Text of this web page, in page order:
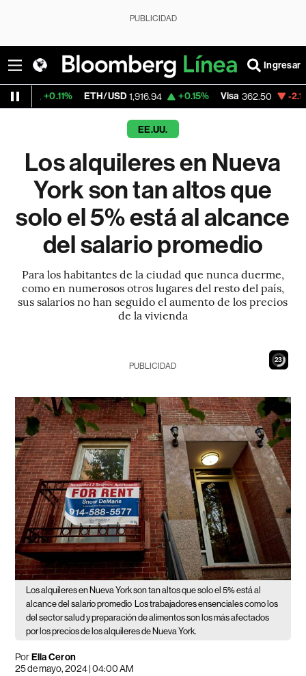
PUBLICIDAD
Ingresar
ETH/USD 1,916.94 +0.15% Visa 362.50 -2.15%
EE.UU.
Los alquileres en Nueva
York son tan altos que
solo el 5% está al alcance
del salario promedio
Para los habitantes de la ciudad que nunca duerme,
como en numerosos otros lugares del resto del país,
sus salarios no han seguido el aumento de los precios
de la vivienda
22
PUBLICIDAD
Los alquileres en Nueva York son tan altos que solo el 5% está al
alcance del salario promedio Los trabajadores ensenciales como los
del sector salud y preparación de alimentos son los más afectados
por los precios de los alquileres de Nueva York.
PorElla Ceron
25 de mayo, 2024 | 04:00 AM